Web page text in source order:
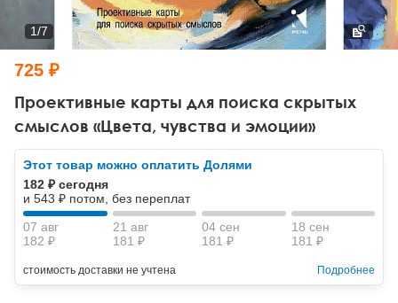
Тревожные расстройства, панические атаки
Психодрама
Другие направления психотерапии
Классический, эриксоновский гипноз и НЛП
НЛП
Психология труда и эргономика
Социальная психология
Социальная и организационная психология
Классический и юнгианский психоанализ
Проективные карты для поиска скрытых
смыслов «Цвета, чувства и эмоции»
1/7
725 ₽
Этот товар можно оплатить Долями
182 ₽ сегодня
и 543 ₽ потом, без переплат
07 авг
182 ₽
21 авг
181 ₽
04 сен
181 ₽
18 сен
181 ₽
стоимость доставки не учтена Подробнее